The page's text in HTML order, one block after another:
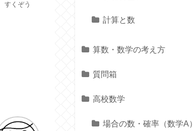
すくぞう
計算と数
算数・数学の考え方
質問箱
高校数学
場合の数・確率（数学A）